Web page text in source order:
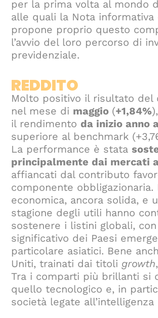
per la prima volta al mondo
alle quali la Nota informativa
propone proprio questo
l’avvio del loro percorso di
previdenziale.
REDDITO
Molto positivo il risultato del
nel mese di maggio (+1,84%
il rendimento da inizio anno
superiore al benchmark
La performance è stata
principalmente dai mercati
affiancati dal contributo
componente obbligazionaria.
economica, ancora solida, e
stagione degli utili hanno
sostenere i listini globali,
significativo dei Paesi
particolare asiatici. Bene
Uniti, trainati dai titoli growth
Tra i comparti più brillanti si
quello tecnologico e, in
società legate